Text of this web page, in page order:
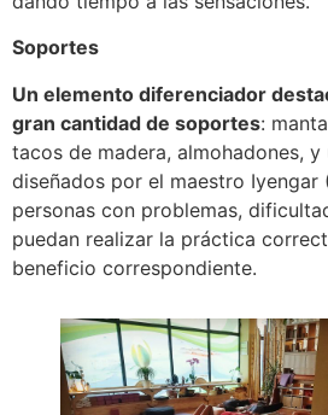
Soportes
Un elemento diferenciador
gran cantidad de soportes:
tacos de madera, almohadones,
diseñados por el maestro Iyengar
personas con problemas,
puedan realizar la práctica
beneficio correspondiente.